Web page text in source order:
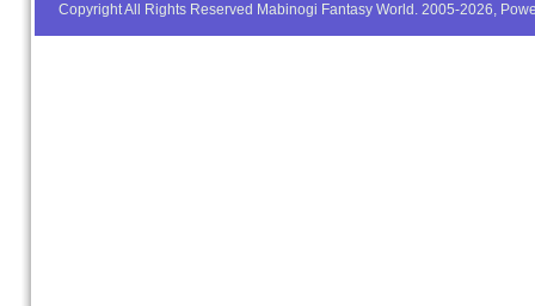
Copyright All Rights Reserved Mabinogi Fantasy World. 2005-2026,